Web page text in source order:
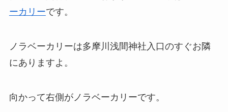
ーカリーです。
ノラベーカリーは多摩川浅間神社入口のすぐお隣
にありますよ。
向かって右側がノラベーカリーです。